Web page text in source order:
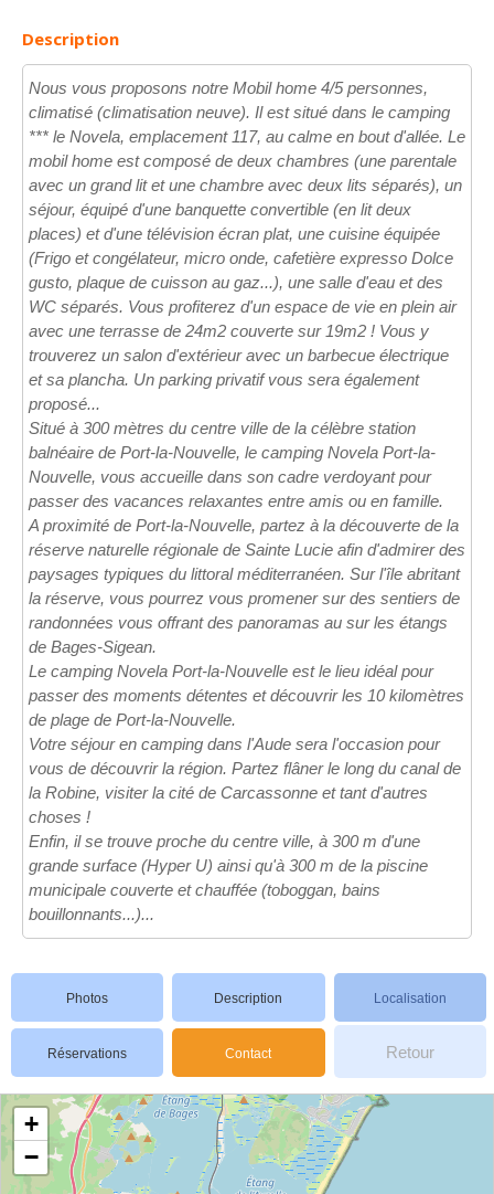
Description
Nous vous proposons notre Mobil home 4/5 personnes,
climatisé (climatisation neuve). Il est situé dans le camping
*** le Novela, emplacement 117, au calme en bout d'allée. Le
mobil home est composé de deux chambres (une parentale
avec un grand lit et une chambre avec deux lits séparés), un
séjour, équipé d'une banquette convertible (en lit deux
places) et d'une télévision écran plat, une cuisine équipée
(Frigo et congélateur, micro onde, cafetière expresso Dolce
gusto, plaque de cuisson au gaz...), une salle d'eau et des
WC séparés. Vous profiterez d'un espace de vie en plein air
avec une terrasse de 24m2 couverte sur 19m2 ! Vous y
trouverez un salon d'extérieur avec un barbecue électrique
et sa plancha. Un parking privatif vous sera également
proposé...
Situé à 300 mètres du centre ville de la célèbre station
balnéaire de Port-la-Nouvelle, le camping Novela Port-la-
Nouvelle, vous accueille dans son cadre verdoyant pour
passer des vacances relaxantes entre amis ou en famille.
A proximité de Port-la-Nouvelle, partez à la découverte de la
réserve naturelle régionale de Sainte Lucie afin d'admirer des
paysages typiques du littoral méditerranéen. Sur l'île abritant
la réserve, vous pourrez vous promener sur des sentiers de
randonnées vous offrant des panoramas au sur les étangs
de Bages-Sigean.
Le camping Novela Port-la-Nouvelle est le lieu idéal pour
passer des moments détentes et découvrir les 10 kilomètres
de plage de Port-la-Nouvelle.
Votre séjour en camping dans l'Aude sera l'occasion pour
vous de découvrir la région. Partez flâner le long du canal de
la Robine, visiter la cité de Carcassonne et tant d'autres
choses !
Enfin, il se trouve proche du centre ville, à 300 m d'une
grande surface (Hyper U) ainsi qu'à 300 m de la piscine
municipale couverte et chauffée (toboggan, bains
bouillonnants...)...
Photos Description Localisation
Réservations Contact Retour
+
−